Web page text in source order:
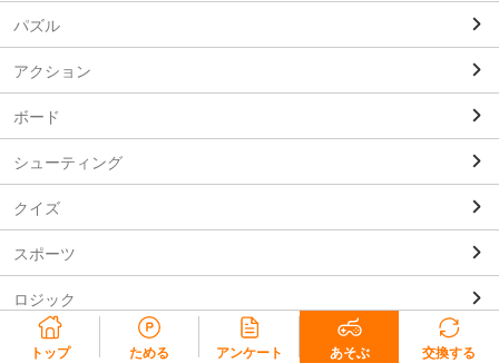
パズル
アクション
ボード
シューティング
クイズ
スポーツ
ロジック
キャラ
トップ ためる アンケート あそぶ 交換する